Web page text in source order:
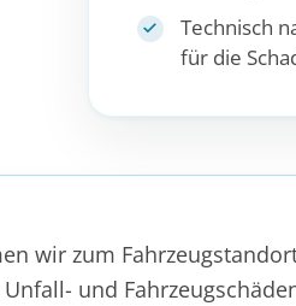
Technisch
für die
wir zum
und